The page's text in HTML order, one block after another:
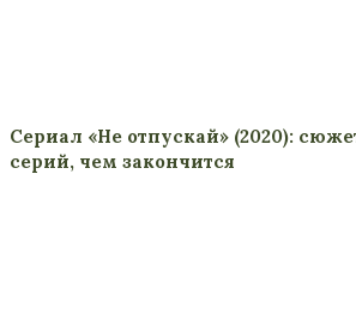
Сериал «Не отпускай» (2020):
серий, чем закончится